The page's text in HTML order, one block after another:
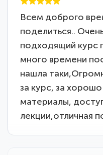
Всем доброго
поделиться..
подходящий курс
много времени
нашла
за курс, за
материалы,
лекции,отличная